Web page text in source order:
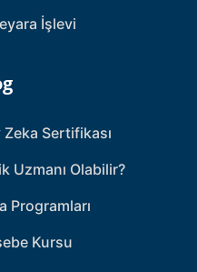
İşlevi
Zeka Sertifikası
Uzmanı Olabilir?
Programları
Kursu